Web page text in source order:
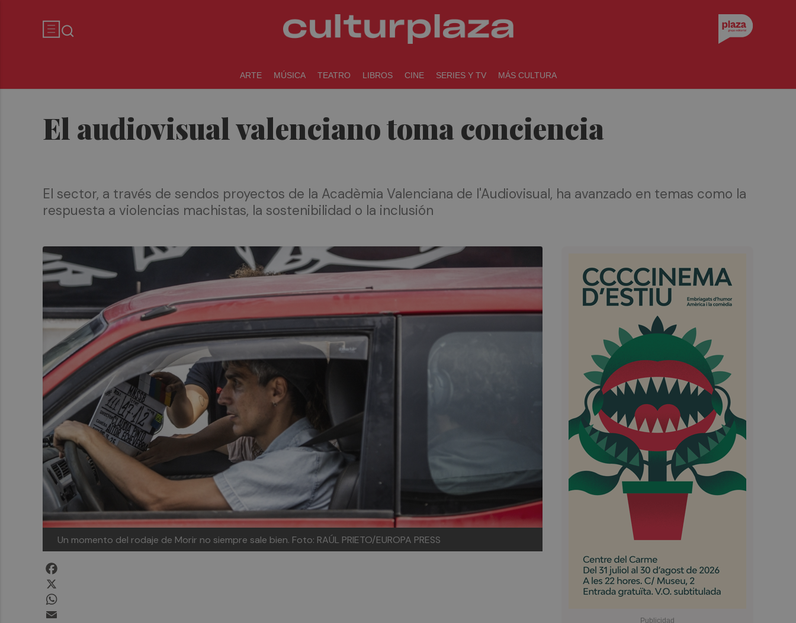
ARTE MÚSICA TEATRO LIBROS CINE SERIES Y TV MÁS CULTURA
El audiovisual valenciano toma conciencia
El sector, a través de sendos proyectos de la Acadèmia Valenciana de l'Audiovisual, ha avanzado en temas como la
respuesta a violencias machistas, la sostenibilidad o la inclusión
Un momento del rodaje de Morir no siempre sale bien. Foto: RAÚL PRIETO/EUROPA PRESS